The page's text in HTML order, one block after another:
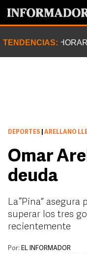
TENDENCIAS:
DEPORTES ARELLANO
Omar
deuda
La “Pina”
superar los tres
recientemente
Por: EL INFORMADOR